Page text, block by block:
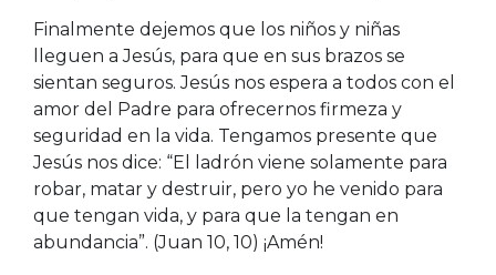
Finalmente dejemos que los niños y niñas
lleguen a Jesús, para que en sus brazos se
sientan seguros. Jesús nos espera a todos con el
amor del Padre para ofrecernos firmeza y
seguridad en la vida. Tengamos presente que
Jesús nos dice: “El ladrón viene solamente para
robar, matar y destruir, pero yo he venido para
que tengan vida, y para que la tengan en
abundancia”. (Juan 10, 10) ¡Amén!